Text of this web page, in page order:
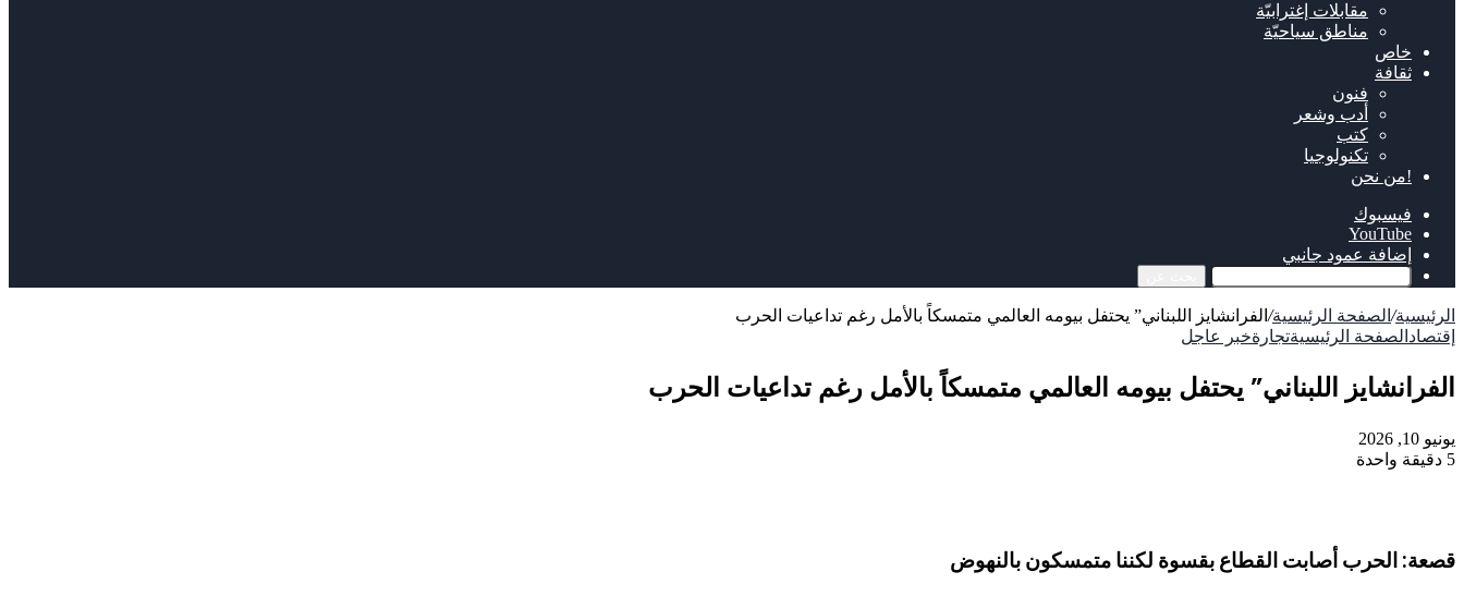
مقابلات إغترابيّة
مناطق سياحيّة
خاص
ثقافة
فنون
أدب وشعر
كتب
تكنولوجيا
!من نحن
فيسبوك
‫YouTube
إضافة عمود جانبي
الرئيسية/ الصفحة الرئيسية/ الفرانشايز اللبناني” يحتفل بيومه العالمي متمسكاً بالأمل رغم تداعيات الحرب
إقتصاد الصفحة الرئيسيةتجارةخبر عاجل
الفرانشايز اللبناني” يحتفل بيومه العالمي متمسكاً بالأمل رغم تداعيات الحرب
يونيو 10, 2026
5 دقيقة واحدة
قصعة: الحرب أصابت القطاع بقسوة لكننا متمسكون بالنهوض